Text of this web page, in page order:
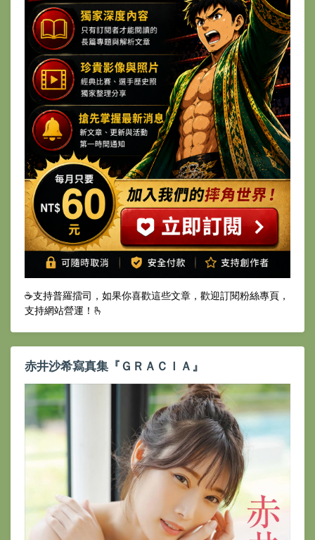
☕️支持普羅擂司，如果你喜歡這些文章，歡迎訂閱粉絲專頁，
支持網站營運！🫰
赤井沙希寫真集『ＧＲＡＣＩＡ』